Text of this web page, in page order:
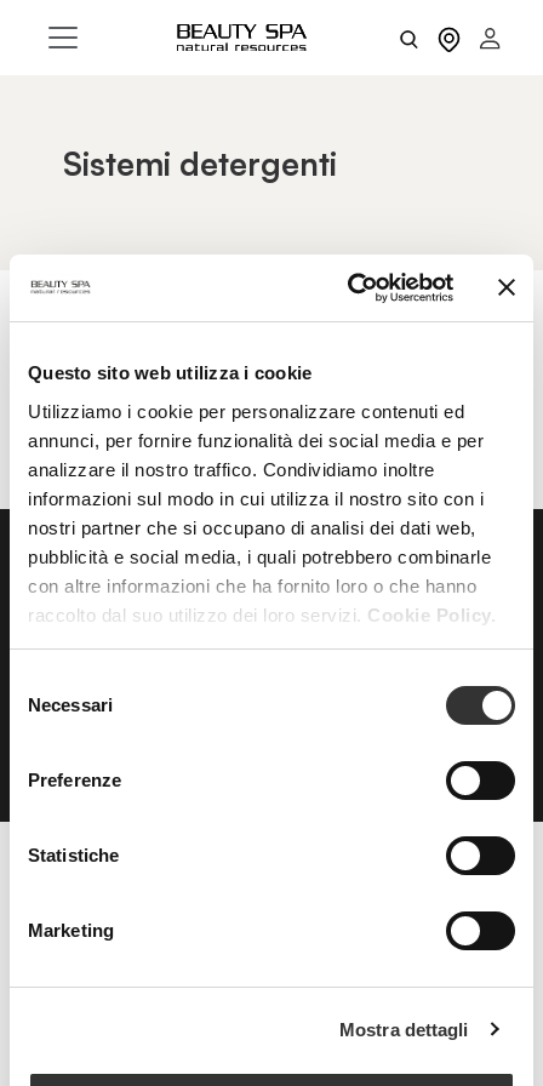
Questo sito web utilizza i cookie
Utilizziamo i cookie per personalizzare contenuti ed
annunci, per fornire funzionalità dei social media e per
analizzare il nostro traffico. Condividiamo inoltre
informazioni sul modo in cui utilizza il nostro sito con i
nostri partner che si occupano di analisi dei dati web,
pubblicità e social media, i quali potrebbero combinarle
con altre informazioni che ha fornito loro o che hanno
raccolto dal suo utilizzo dei loro servizi. Cookie Policy.
delNecessari
Preferenze
Statistiche
Marketing
Mostra dettagli
Sistemi detergenti
FILTRI
ISCRIVITIalla nostra
NEWSLETTER
Parma | Italy